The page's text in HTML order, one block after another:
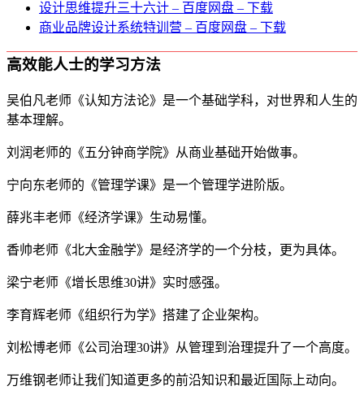
设计思维提升三十六计 – 百度网盘 – 下载
商业品牌设计系统特训营 – 百度网盘 – 下载
高效能人士的学习方法
吴伯凡老师《认知方法论》是一个基础学科，对世界和人生的
基本理解。
刘润老师的《五分钟商学院》从商业基础开始做事。
宁向东老师的《管理学课》是一个管理学进阶版。
薛兆丰老师《经济学课》生动易懂。
香帅老师《北大金融学》是经济学的一个分枝，更为具体。
梁宁老师《增长思维30讲》实时感强。
李育辉老师《组织行为学》搭建了企业架构。
刘松博老师《公司治理30讲》从管理到治理提升了一个高度。
万维钢老师让我们知道更多的前沿知识和最近国际上动向。